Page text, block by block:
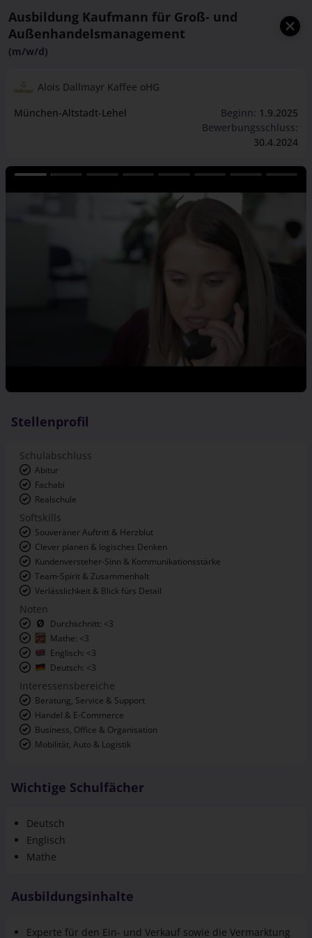
Ausbildung Kaufmann für Groß- und
Außenhandelsmanagement
(m/w/d)
Alois Dallmayr Kaffee oHG
München-Altstadt-Lehel
Beginn: 1.9.2025
Bewerbungsschluss:
30.4.2024
Stellenprofil
Schulabschluss
Fachabi
Realschule
Softskills
Clever planen & logisches Denken
Kundenversteher-Sinn & Kommunikationsstärke
Team-Spirit & Zusammenhalt
Verlässlichkeit & Blick fürs Detail
Noten
Englisch: <3
Deutsch: <3
Interessensbereiche
Handel & E-Commerce
Business, Office & Organisation
Mobilität, Auto & Logistik
Deutsch
Mathe
Experte für den Ein- und Verkauf sowie die Vermarktung